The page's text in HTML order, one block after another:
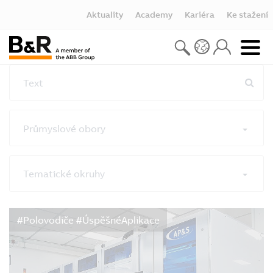
Aktuality Academy Kariéra Ke stažení
Text
Průmyslové obory
Tematické okruhy
Vymazat filtry
#Polovodiče #ÚspěšnéAplikace